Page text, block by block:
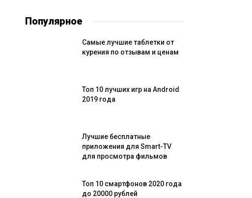
Популярное
Самые лучшие таблетки от
курения по отзывам и ценам
Топ 10 лучших игр на Android
2019 года
Лучшие бесплатные
приложения для Smart-TV
для просмотра фильмов
Топ 10 смартфонов 2020 года
до 20000 рублей